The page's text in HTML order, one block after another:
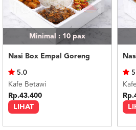
Minimal : 10 pax
Nasi Box Empal Goreng
LIHAT
5.0
Kafe Betawi
Rp.43.400